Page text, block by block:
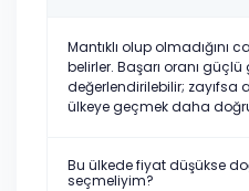
Mantıklı olup olmadığını
belirler. Başarı oranı
değerlendirilebilir; zayıfsa
ülkeye geçmek daha
Bu ülkede fiyat düşükse
seçmeliyim?